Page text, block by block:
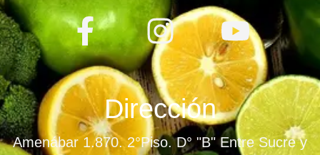
F
a
c
e
b
I
n
s
t
a
Y
o
u
t
u
Dirección
Amenábar 1.870. 2°Piso. D° "B" Entre Sucre y